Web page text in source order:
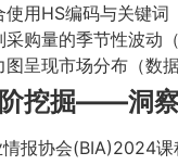
使用HS编码与关键词
采购量的季节性波动
图呈现市场分布（数
挖掘——洞
报协会(BIA)2024课